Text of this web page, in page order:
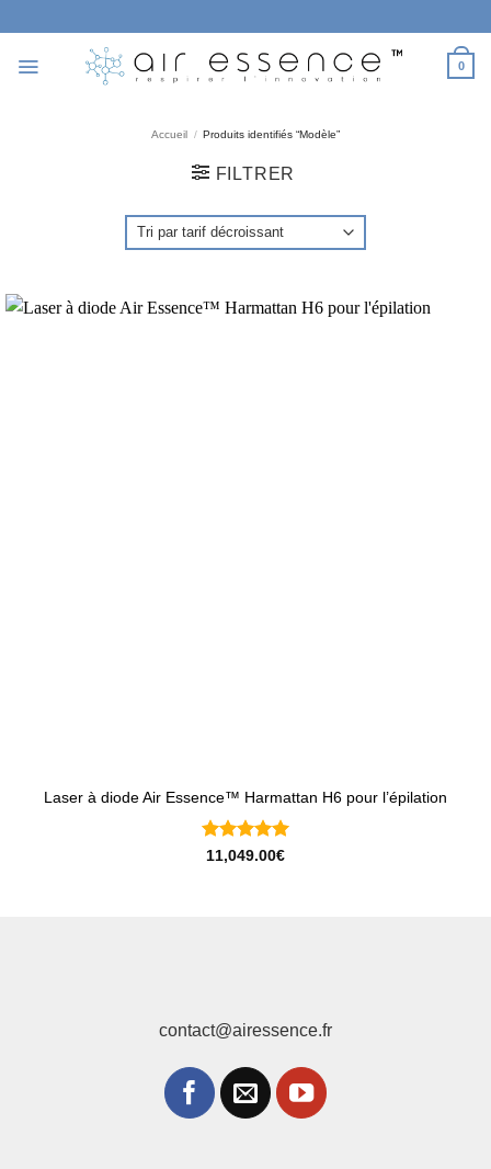
contenu
0
Accueil / Produits identifiés “Modèle”
FILTRER
Laser à diode Air Essence™ Harmattan H6 pour l’épilation
Note5sur
11,049.00€
contact@airessence.fr